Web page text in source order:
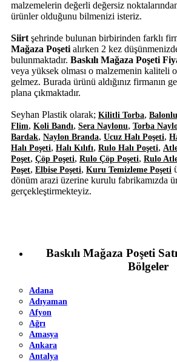
malzemelerin değerli değersiz
ürünler olduğunu bilmenizi isteriz.
Siirt şehrinde bulunan birbirinden farklı
Mağaza Poşeti alırken 2 kez
bulunmaktadır. Baskılı Mağaza Poşeti
veya yüksek olması o malzemenin kaliteli
gelmez. Burada ürünü aldığınız firmanın
plana çıkmaktadır.
Seyhan Plastik olarak; Kilitli Torba,
Flim, Koli Bandı, Sera Naylonu, Torba
Bardak, Naylon Branda, Ucuz Halı Poşeti,
Halı Poşeti, Halı Kılıfı, Rulo Halı Poşeti,
Poşet, Çöp Poşeti, Rulo Çöp Poşeti, Rulo
Poşet, Elbise Poşeti, Kuru Temizleme Poşeti
dönüm arazi üzerine kurulu fabrikamızda
gerçekleştirmekteyiz.
Baskılı Mağaza Poşeti
Bölgeler
Adana
Adıyaman
Afyon
Ağrı
Amasya
Ankara
Antalya